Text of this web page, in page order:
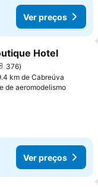
Ver preços
favoritos
Hotel
376
km de Cabreúva
de aeromodelismo
Ver preços